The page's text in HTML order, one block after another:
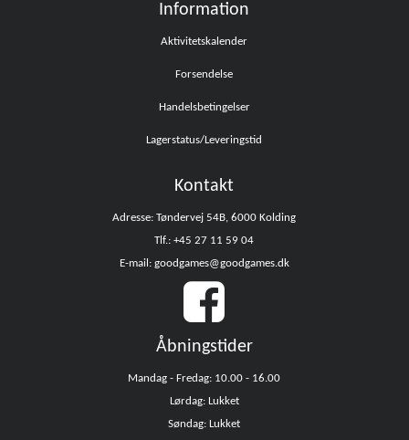
Information
Aktivitetskalender
Forsendelse
Handelsbetingelser
Lagerstatus/Leveringstid
Kontakt
Adresse: Tøndervej 54B, 6000 Kolding
Tlf.: +45 27 11 59 04
E-mail: goodgames@goodgames.dk
Åbningstider
Mandag - Fredag: 10.00 - 16.00
Lørdag: Lukket
Søndag: Lukket